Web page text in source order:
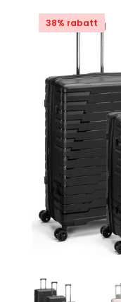
38% rabatt